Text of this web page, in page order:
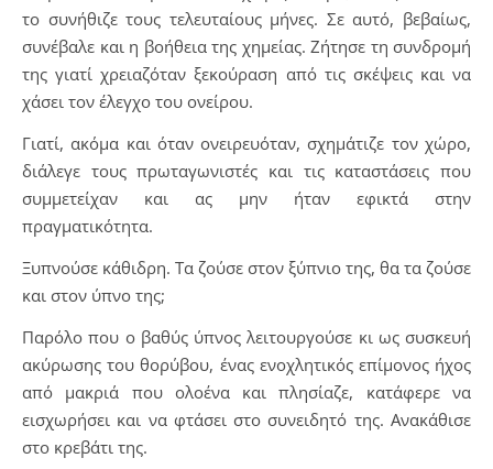
το συνήθιζε τους τελευταίους μήνες. Σε αυτό, βεβαίως,
συνέβαλε και η βοήθεια της χημείας. Ζήτησε τη συνδρομή
της γιατί χρειαζόταν ξεκούραση από τις σκέψεις και να
χάσει τον έλεγχο του ονείρου.
Γιατί, ακόμα και όταν ονειρευόταν, σχημάτιζε τον χώρο,
διάλεγε τους πρωταγωνιστές και τις καταστάσεις που
συμμετείχαν και ας μην ήταν εφικτά στην
πραγματικότητα.
Ξυπνούσε κάθιδρη. Τα ζούσε στον ξύπνιο της, θα τα ζούσε
και στον ύπνο της;
Παρόλο που ο βαθύς ύπνος λειτουργούσε κι ως συσκευή
ακύρωσης του θορύβου, ένας ενοχλητικός επίμονος ήχος
από μακριά που ολοένα και πλησίαζε, κατάφερε να
εισχωρήσει και να φτάσει στο συνειδητό της. Ανακάθισε
στο κρεβάτι της.